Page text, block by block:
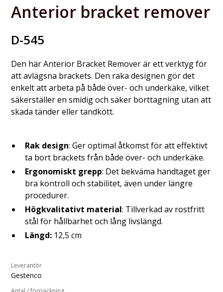
Anterior bracket remover
D-545
Den här Anterior Bracket Remover är ett verktyg för
att avlägsna brackets. Den raka designen gör det
enkelt att arbeta på både över- och underkäke, vilket
säkerställer en smidig och säker borttagning utan att
skada tänder eller tandkött.
Rak design: Ger optimal åtkomst för att effektivt
ta bort brackets från både över- och underkäke.
Ergonomiskt grepp: Det bekväma handtaget ger
bra kontroll och stabilitet, även under längre
procedurer.
Högkvalitativt material: Tillverkad av rostfritt
stål för hållbarhet och lång livslängd.
Längd: 12,5 cm
Leverantör
Gestenco